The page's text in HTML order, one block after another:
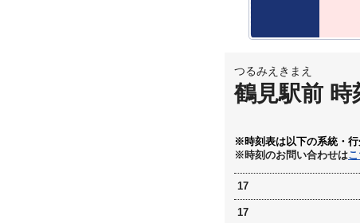
つるみえきまえ
鶴見駅前 時
※時刻表は以下の系統・
※時刻のお問い合わせは
17
17